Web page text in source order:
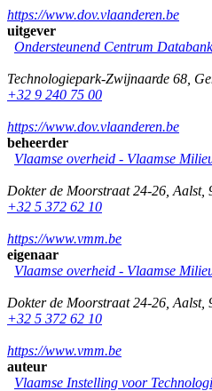
https://www.dov.vlaanderen.be
uitgever
Ondersteunend Centrum
Technologiepark-Zwijnaarde 68
+32 9 240 75 00
https://www.dov.vlaanderen.be
beheerder
Vlaamse overheid - Vlaamse
Dokter de Moorstraat 24-26 Aalst,
+32 5 372 62 10
https://www.vmm.be
eigenaar
Vlaamse overheid - Vlaamse
Dokter de Moorstraat 24-26 Aalst,
+32 5 372 62 10
https://www.vmm.be
auteur
Vlaamse Instelling voor